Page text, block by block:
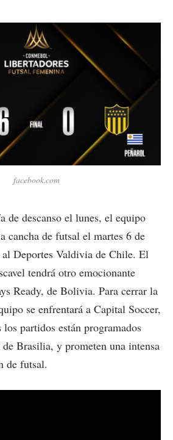
facebook.com
de descanso el lunes, el equipo
cancha de futsal el martes 6 de
Deportes Valdivia de Chile. El
tendrá otro emocionante
Ready, de Bolivia. Para cerrar la
se enfrentará a Capital Soccer,
partidos están programados
Brasilia, y prometen una intensa
de futsal.